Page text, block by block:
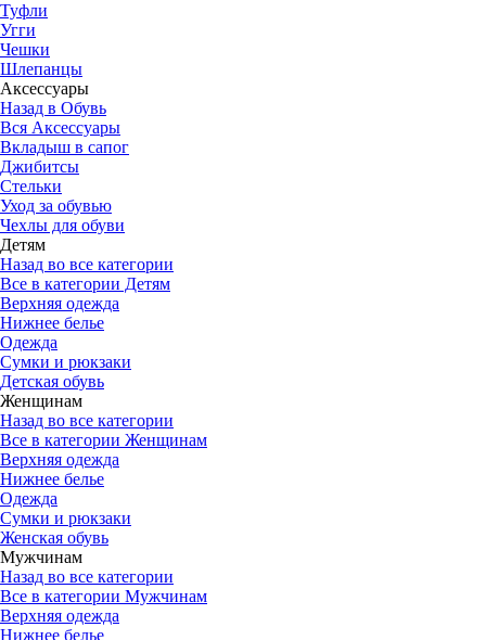
Туфли
Угги
Чешки
Шлепанцы
Аксессуары
Назад в Обувь
Вся Аксессуары
Вкладыш в сапог
Джибитсы
Стельки
Уход за обувью
Чехлы для обуви
Детям
Назад во все категории
Все в категории Детям
Верхняя одежда
Нижнее белье
Одежда
Сумки и рюкзаки
Детская обувь
Женщинам
Назад во все категории
Все в категории Женщинам
Верхняя одежда
Нижнее белье
Одежда
Сумки и рюкзаки
Женская обувь
Мужчинам
Назад во все категории
Все в категории Мужчинам
Верхняя одежда
Нижнее белье